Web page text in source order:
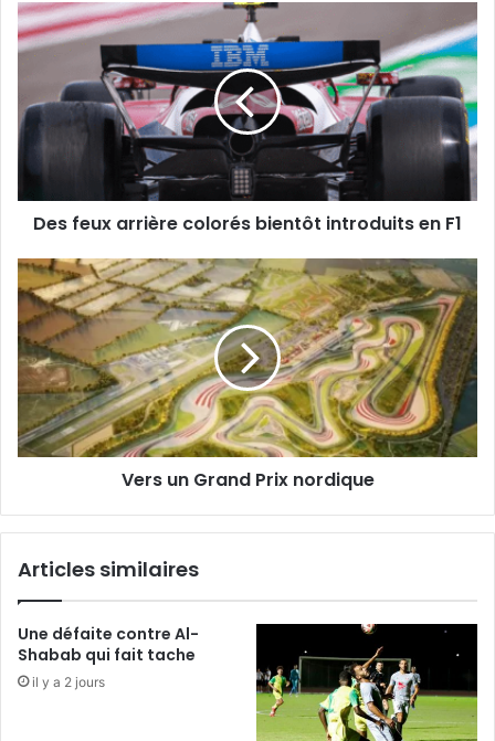
Des
feux
arrière
colorés
bientôt
introduits
en
F1
Des feux arrière colorés bientôt introduits en F1
Vers
un
Grand
Prix
nordique
Vers un Grand Prix nordique
Articles similaires
Une défaite contre Al-
Shabab qui fait tache
il y a 2 jours